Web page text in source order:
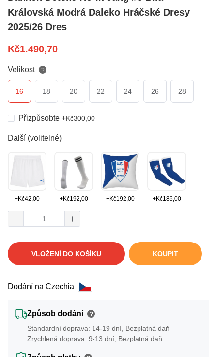
Královská Modrá Daleko Hráčské Dresy
2025/26 Dres
Kč1.490,70
Velikost ?
16 18 20 22 24 26 28
Přizpůsobte +Kč300,00
Další (volitelné)
+Kč42,00 +Kč192,00 +Kč192,00 +Kč186,00
VLOŽENÍ DO KOŠÍKU KOUPIT
Dodání na Czechia
Způsob dodání ?
Standardní doprava: 14-19 dní, Bezplatná daň
Zrychlená doprava: 9-13 dní, Bezplatná daň